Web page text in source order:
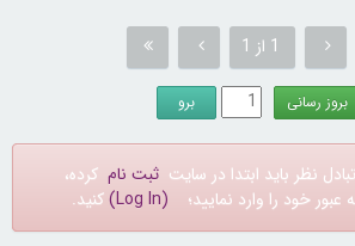
1 از 1
نظر باید ابتدا در سایت ثبت نام کرده،
خود را وارد نمایید؛ (Log In) کنید.